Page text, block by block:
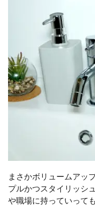
まさかボリュームアッ
プルかつスタイリッシ
や職場に持っていって